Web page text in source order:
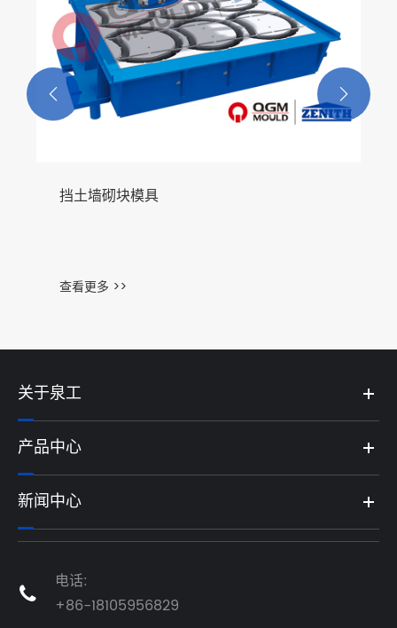
 
关于泉工
产品中心
新闻中心

电话:
+86-18105956829